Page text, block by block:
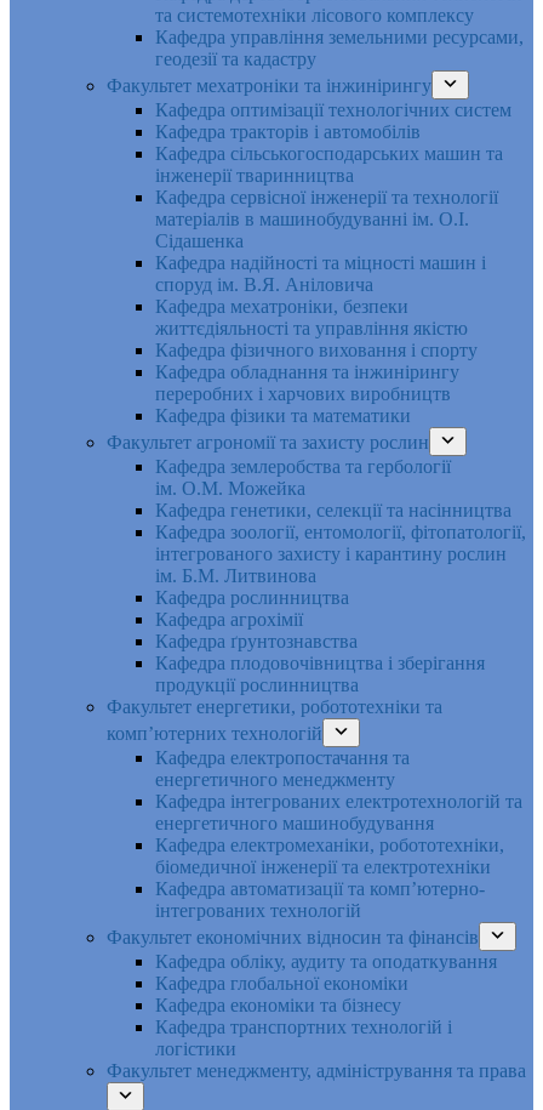
та системотехніки лісового комплексу
Кафедра управління земельними ресурсами,
геодезії та кадастру
Факультет мехатроніки та інжинірингу
Кафедра оптимізації технологічних систем
Кафедра тракторів і автомобілів
Кафедра сільськогосподарських машин та
інженерії тваринництва
Кафедра cервісної інженерії та технології
матеріалів в машинобудуванні ім. О.І.
Сідашенка
Кафедра надійності та міцності машин і
споруд ім. В.Я. Аніловича
Кафедра мехатроніки, безпеки
життєдіяльності та управління якістю
Кафедра фізичного виховання і спорту
Кафедра обладнання та інжинірингу
переробних і харчових виробництв
Кафедра фізики та математики
Факультет агрономії та захисту рослин
Кафедра землеробства та гербології
ім. О.М. Можейка
Кафедра генетики, селекції та насінництва
Кафедра зоології, ентомології, фітопатології,
інтегрованого захисту і карантину рослин
ім. Б.М. Литвинова
Кафедра рослинництва
Кафедра агрохімії
Кафедра ґрунтознавства
Кафедра плодовочівництва і зберігання
продукції рослинництва
Факультет енергетики, робототехніки та
комп’ютерних технологій
Кафедра електропостачання та
енергетичного менеджменту
Кафедра інтегрованих електротехнологій та
енергетичного машинобудування
Кафедра електромеханіки, робототехніки,
біомедичної інженерії та електротехніки
Кафедра автоматизації та комп’ютерно-
інтегрованих технологій
Факультет економічних відносин та фінансів
Кафедра обліку, аудиту та оподаткування
Кафедра глобальної економіки
Кафедра економіки та бізнесу
Кафедра транспортних технологій і
логістики
Факультет менеджменту, адміністрування та права